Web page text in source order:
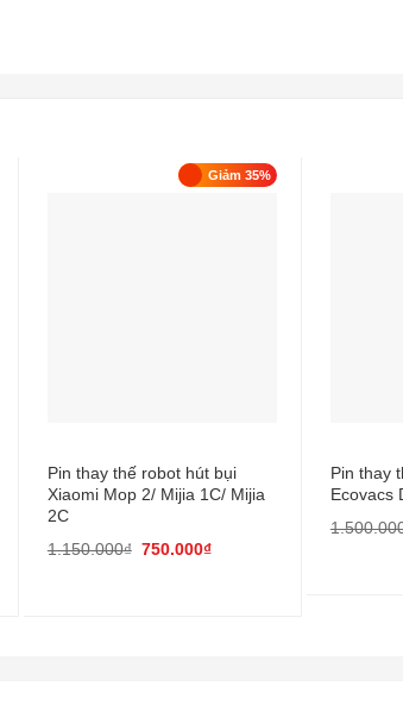
Giảm 35%
Pin thay thế robot hút bụi
Xiaomi Mop 2/ Mijia 1C/ Mijia
2C
1.150.000₫ 750.000₫
Pin thay
Ecovacs